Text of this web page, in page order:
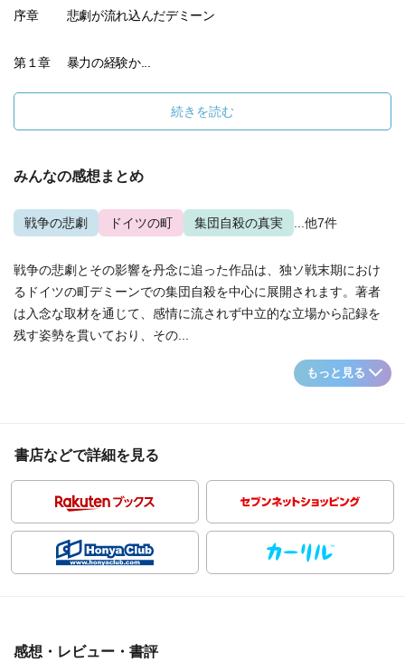
序章 悲劇が流れ込んだデミーン
第１章 暴力の経験か...
続きを読む
みんなの感想まとめ
戦争の悲劇 ドイツの町 集団自殺の真実 ...他7件
戦争の悲劇とその影響を丹念に追った作品は、独ソ戦末期におけ
るドイツの町デミーンでの集団自殺を中心に展開されます。著者
は入念な取材を通じて、感情に流されず中立的な立場から記録を
残す姿勢を貫いており、その...
もっと見る
書店などで詳細を見る
感想・レビュー・書評